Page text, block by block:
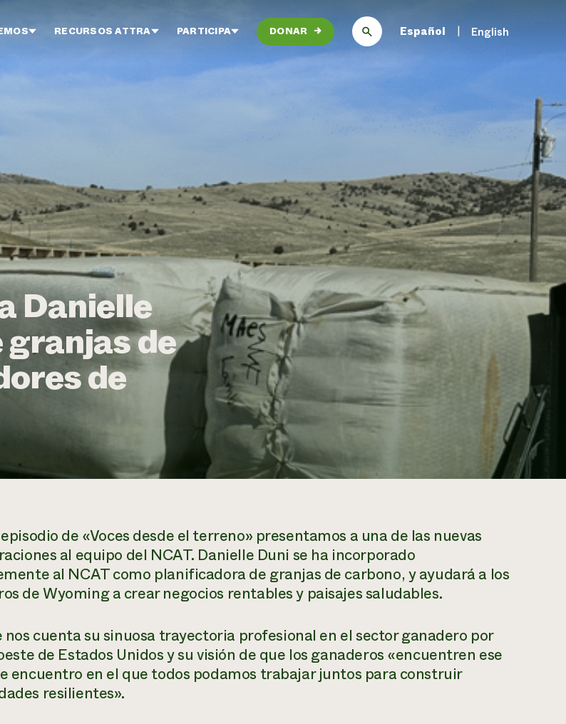
RECURSOS ATTRA PARTICIPA DONAR → Español English
Danielle
de
de
de«Voces desde el terreno» presentamos a una de las nuevas
al equipo del NCAT. Danielle Duni se ha incorporado
al NCAT como planificadora de granjas de carbono, y ayudará a los
de Wyoming a crear negocios rentables y paisajes saludables.
nos cuenta su sinuosa trayectoria profesional en el sector ganadero por
de Estados Unidos y su visión de que los ganaderos «encuentren ese
encuentro en el que todos podamos trabajar juntos para construir
resilientes».